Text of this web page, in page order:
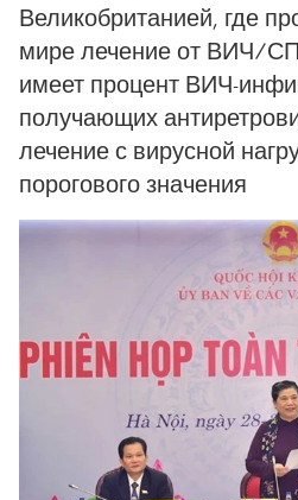
Великобританией, где
мире лечение от ВИЧ/
имеет процент ВИЧ-
получающих
лечение с вирусной
порогового значения